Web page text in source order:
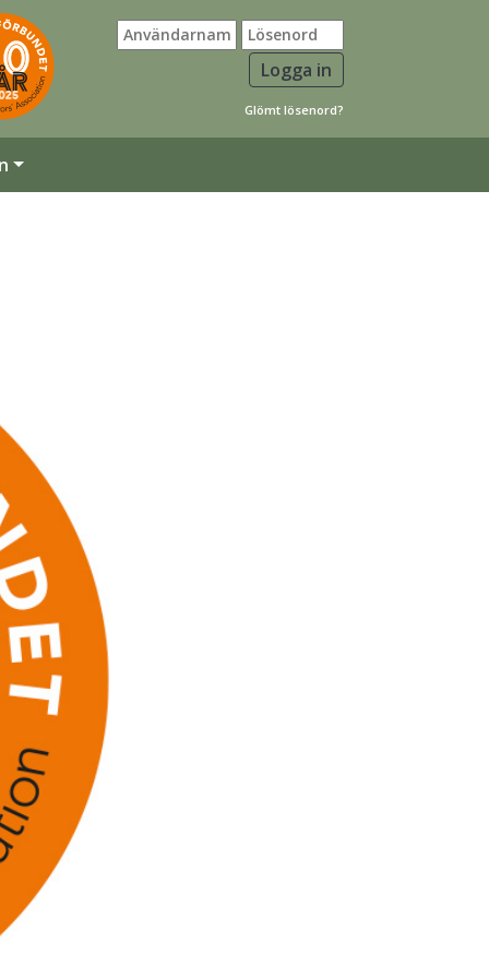
Glömt lösenord?